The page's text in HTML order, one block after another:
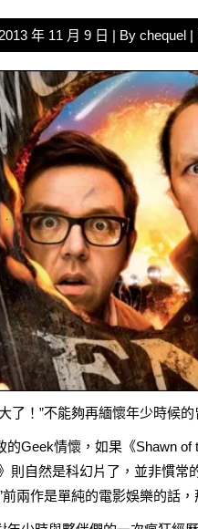
2013 年 11 月 9 日 | By chequel |
了！”不能夠再緬懷年少時候
的Geek情懷，如果《Shawn
則自然是科幻片了，並非慣
前兩作是單純的電影娛樂的話